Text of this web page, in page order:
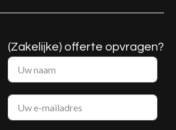
(Zakelijke) offerte opvragen?